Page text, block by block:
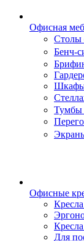
Офисная
Бенч-
Тумбы
Офисные
Для